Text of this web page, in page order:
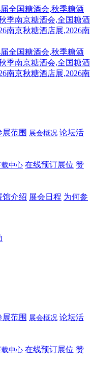
展范围 展会概况 论坛活
载中心 在线预订展位 赞
馆介绍 展会日程 为何参
展范围 展会概况 论坛活
载中心 在线预订展位 赞